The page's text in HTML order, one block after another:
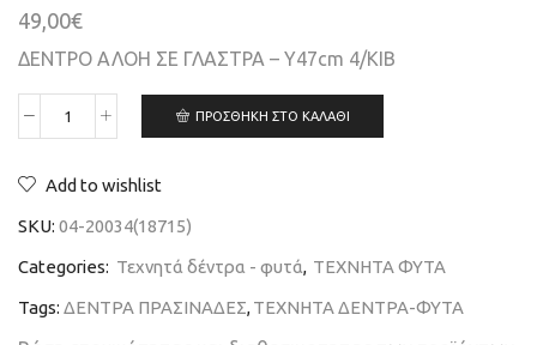
49,00€
ΔΕΝΤΡΟ ΑΛΟΗ ΣΕ ΓΛΑΣΤΡΑ – Υ47cm 4/ΚΙΒ
ΠΡΟΣΘΉΚΗ ΣΤΟ ΚΑΛΆΘΙ
Add to wishlist
SKU: 04-20034(18715)
Categories: Τεχνητά δέντρα - φυτά, ΤΕΧΝΗΤΑ ΦΥΤΑ
Tags: ΔΕΝΤΡΑ ΠΡΑΣΙΝΑΔΕΣ,ΤΕΧΝΗΤΑ ΔΕΝΤΡΑ-ΦΥΤΑ